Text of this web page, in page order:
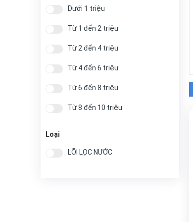
Dưới 1 triệu
Từ 1 đến 2 triệu
Từ 2 đến 4 triệu
Từ 4 đến 6 triệu
Từ 6 đến 8 triệu
Từ 8 đến 10 triệu
Từ 20 đến 40 triệu
Loại
LÕI LỌC NƯỚC